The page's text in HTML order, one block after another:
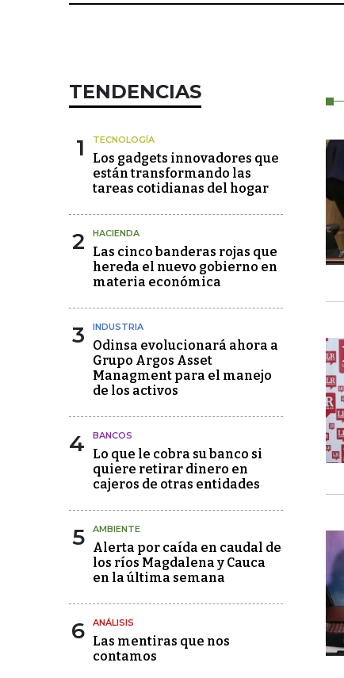
TENDENCIAS
1 TECNOLOGÍA
Los gadgets innovadores que
están transformando las
tareas cotidianas del hogar
2 HACIENDA
Las cinco banderas rojas que
hereda el nuevo gobierno en
materia económica
3 INDUSTRIA
Odinsa evolucionará ahora a
Grupo Argos Asset
Managment para el manejo
de los activos
4 BANCOS
Lo que le cobra su banco si
quiere retirar dinero en
cajeros de otras entidades
5 AMBIENTE
Alerta por caída en caudal de
los ríos Magdalena y Cauca
en la última semana
6 ANÁLISIS
Las mentiras que nos
contamos